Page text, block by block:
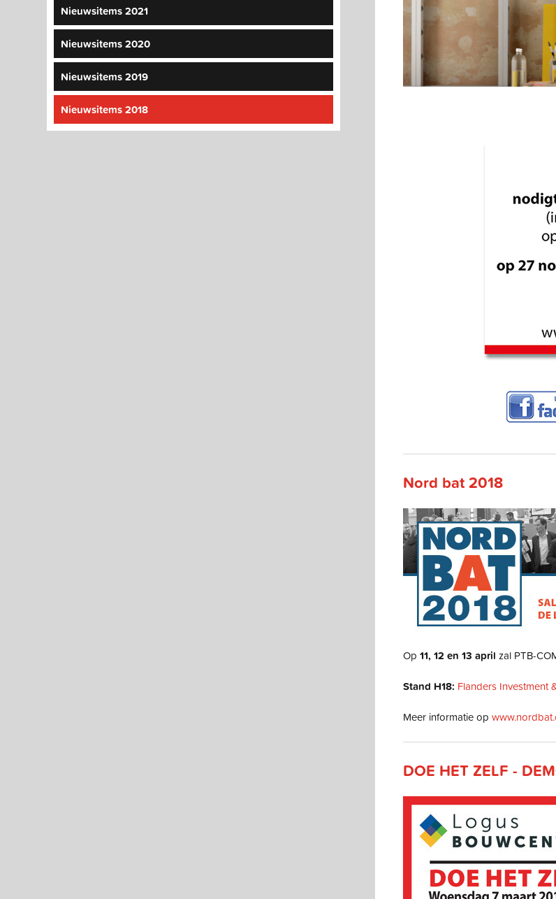
Nieuwsitems 2021
Nieuwsitems 2020
Nieuwsitems 2019
Nieuwsitems 2018
Nord bat 2018
Op 11, 12 en 13 april zal PTB-
Stand H18: Flanders Investment
Meer informatie op
DOE HET ZELF -